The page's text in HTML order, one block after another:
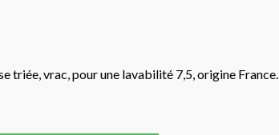
triée, vrac, pour une lavabilité 7,5, origine France.